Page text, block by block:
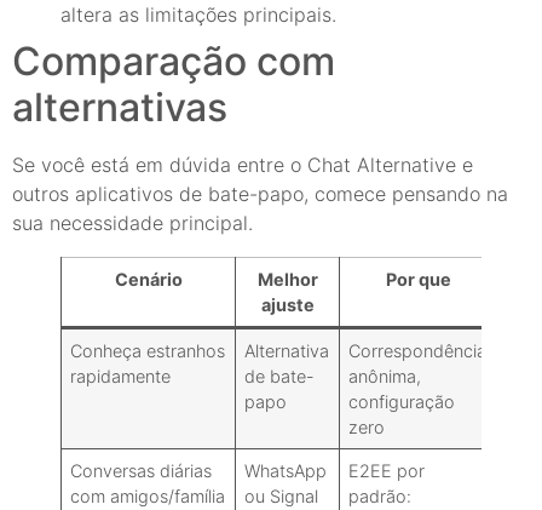
altera as limitações principais.
Comparação com
alternativas
Se você está em dúvida entre o Chat Alternative e
outros aplicativos de bate-papo, comece pensando na
sua necessidade principal.
Cenário
Melhor
ajuste
Por que
Conheça estranhos
rapidamente
Alternativa
de bate-
papo
Correspondência
anônima,
configuração
zero
Conversas diárias
com amigos/família
WhatsApp
ou Signal
E2EE por
padrão: